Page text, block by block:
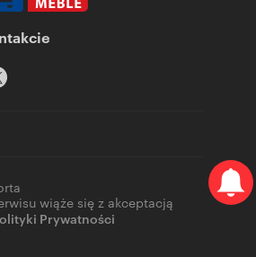
wiąże się z akceptacją
Prywatności